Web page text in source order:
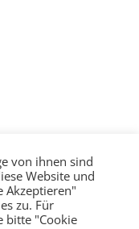
von ihnen sind
Website und
Akzeptieren"
zu. Für
bitte "Cookie